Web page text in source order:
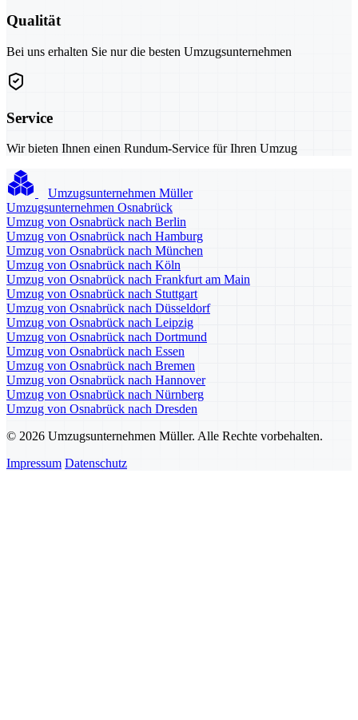
Qualität
Bei uns erhalten Sie nur die besten Umzugsunternehmen
Service
Wir bieten Ihnen einen Rundum-Service für Ihren Umzug
Umzugsunternehmen Müller
Umzugsunternehmen Osnabrück
Umzug von Osnabrück nach Berlin
Umzug von Osnabrück nach Hamburg
Umzug von Osnabrück nach München
Umzug von Osnabrück nach Köln
Umzug von Osnabrück nach Frankfurt am Main
Umzug von Osnabrück nach Stuttgart
Umzug von Osnabrück nach Düsseldorf
Umzug von Osnabrück nach Leipzig
Umzug von Osnabrück nach Dortmund
Umzug von Osnabrück nach Essen
Umzug von Osnabrück nach Bremen
Umzug von Osnabrück nach Hannover
Umzug von Osnabrück nach Nürnberg
Umzug von Osnabrück nach Dresden
© 2026 Umzugsunternehmen Müller. Alle Rechte vorbehalten.
Impressum Datenschutz